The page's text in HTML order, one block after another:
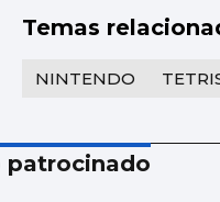
Temas
NINTENDO
patrocinado